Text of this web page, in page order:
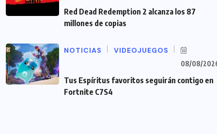
Red Dead Redemption 2 alcanza los 87
millones de copias
NOTICIAS VIDEOJUEGOS
08/08/
Tus Espíritus favoritos seguirán contigo en
Fortnite C7S4